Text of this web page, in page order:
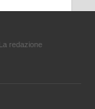
La redazione